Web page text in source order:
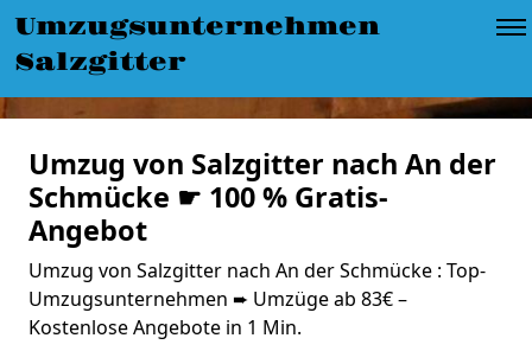
Umzugsunternehmen
Salzgitter
Umzug von Salzgitter nach An der
Schmücke ☛ 100 % Gratis-
Angebot
Umzug von Salzgitter nach An der Schmücke : Top-
Umzugsunternehmen ➨ Umzüge ab 83€ –
Kostenlose Angebote in 1 Min.